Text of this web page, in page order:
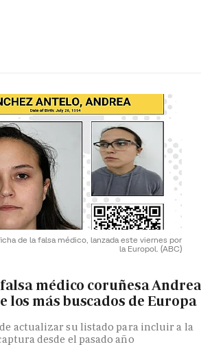
de la falsa médico, lanzada este viernes por
la Europol. (ABC)
médico coruñesa Andrea
los más buscados de Europa
actualizar su listado para incluir a la
desde el pasado año